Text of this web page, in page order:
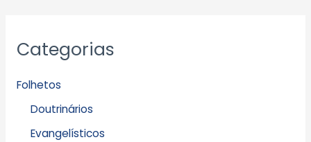
Categorias
Folhetos
Doutrinários
Evangelísticos